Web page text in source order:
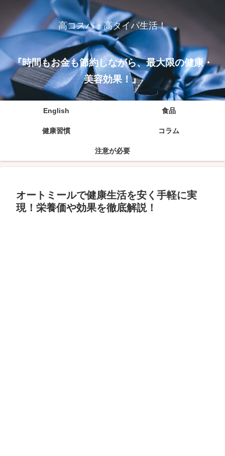
高コスパ・高タイパ生活！
『時間もお金も節約しながら、最大限の健康・
美容効果！』
English 食品
健康習慣 コラム
注意が必要
オートミールで健康生活を安く手軽に実
現！栄養価や効果を徹底解説！